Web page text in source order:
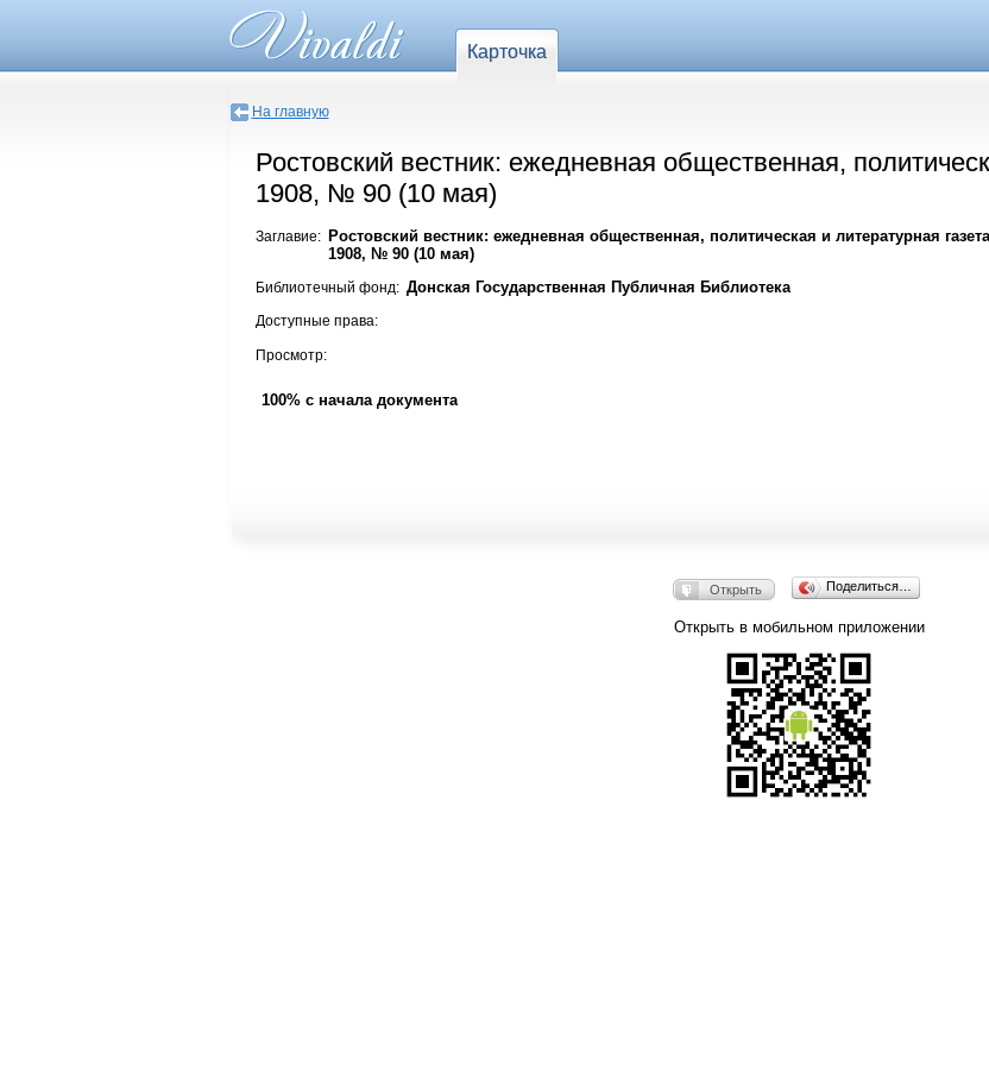
Карточка
На главную
Ростовский вестник: ежедневная общественная,
1908, № 90 (10 мая)
Заглавие: Ростовский вестник: ежедневная общественная, политическая и литературная
1908, № 90 (10 мая)
Библиотечный фонд: Донская Государственная Публичная Библиотека
Доступные права:
Просмотр:
100% с начала документа
Открыть Поделиться…
Открыть в мобильном приложении